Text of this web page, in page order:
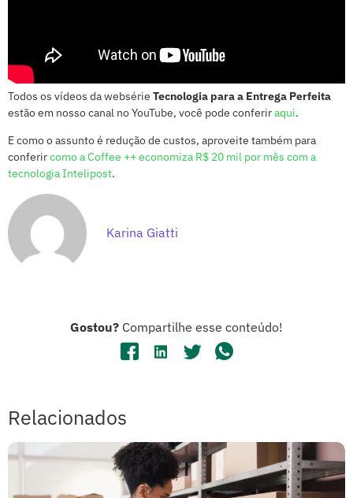
Todos os vídeos da websérie Tecnologia para a Entrega Perfeita
estão em nosso canal no YouTube, você pode conferiraqui.
E como o assunto é redução de custos, aproveite também para
conferircomo a Coffee ++ economiza R$ 20 mil por mês com a
tecnologia Intelipost.
Karina Giatti
Gostou? Compartilhe esse conteúdo!
Relacionados